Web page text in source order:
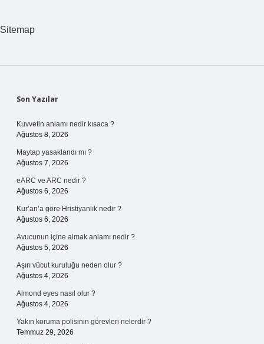
Sitemap
Sidebar
Son Yazılar
Kuvvetin anlamı nedir kısaca ?
Ağustos 8, 2026
Maytap yasaklandı mı ?
Ağustos 7, 2026
eARC ve ARC nedir ?
Ağustos 6, 2026
Kur’an’a göre Hristiyanlık nedir ?
Ağustos 6, 2026
Avucunun içine almak anlamı nedir ?
Ağustos 5, 2026
Aşırı vücut kuruluğu neden olur ?
Ağustos 4, 2026
Almond eyes nasıl olur ?
Ağustos 4, 2026
Yakın koruma polisinin görevleri nelerdir ?
Temmuz 29, 2026